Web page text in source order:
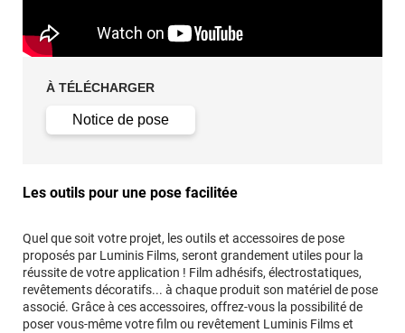
À TÉLÉCHARGER
Notice de pose
Les outils pour une pose facilitée
Quel que soit votre projet, les outils et accessoires de pose
proposés par Luminis Films, seront grandement utiles pour la
réussite de votre application ! Film adhésifs, électrostatiques,
revêtements décoratifs... à chaque produit son matériel de pose
associé. Grâce à ces accessoires, offrez-vous la possibilité de
poser vous-même votre film ou revêtement Luminis Films et